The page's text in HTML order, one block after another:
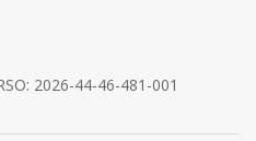
2026-44-46-481-001